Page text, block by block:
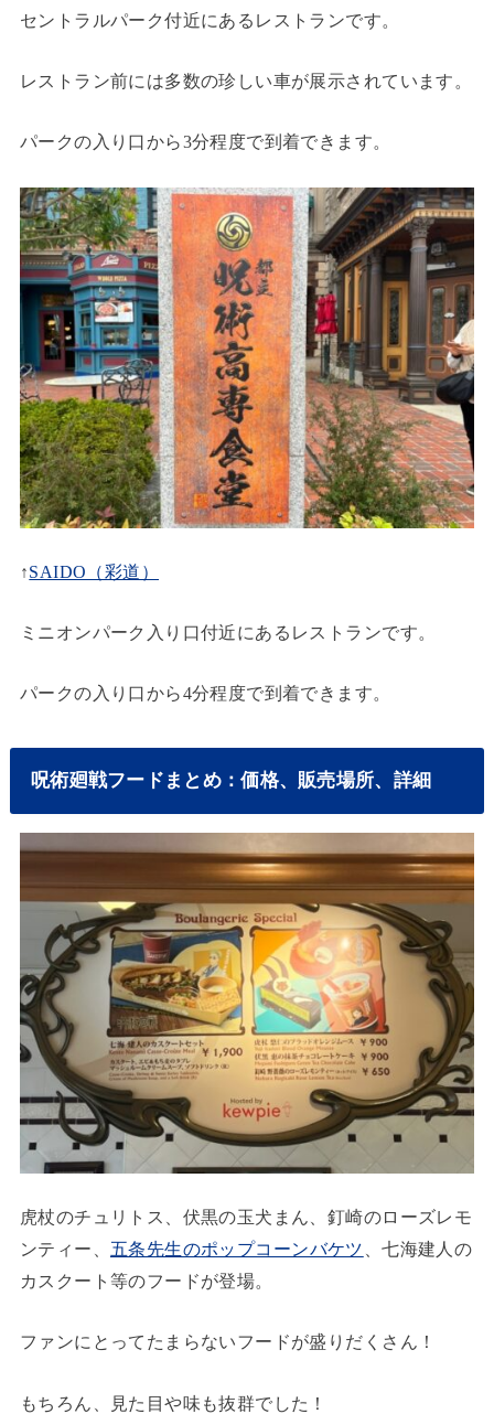
セントラルパーク付近にあるレストランです。
レストラン前には多数の珍しい車が展示されています。
パークの入り口から3分程度で到着できます。
↑SAIDO（彩道）
ミニオンパーク入り口付近にあるレストランです。
パークの入り口から4分程度で到着できます。
呪術廻戦フードまとめ：価格、販売場所、詳細
虎杖のチュリトス、伏黒の玉犬まん、釘崎のローズレモ
ンティー、 五条先生のポップコーンバケツ 、七海建人の
カスクート等のフードが登場。
ファンにとってたまらないフードが盛りだくさん！
もちろん、見た目や味も抜群でした！